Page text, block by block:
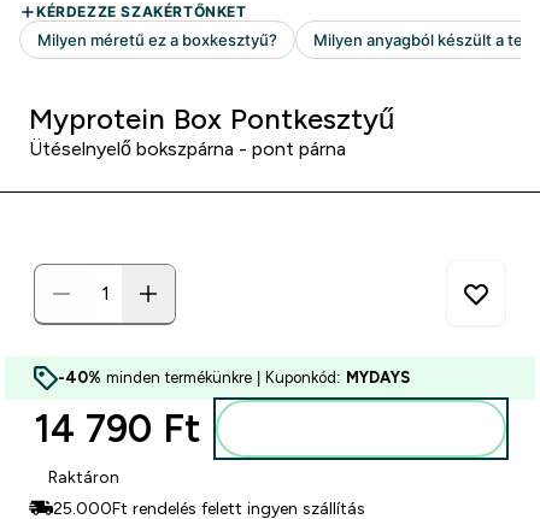
Myprotein Box Pontkesztyű
Ütéselnyelő bokszpárna - pont párna
-40% minden termékünkre | Kuponkód: MYDAYS
14 790 Ft‎
Raktáron
25.000Ft rendelés felett ingyen szállítás